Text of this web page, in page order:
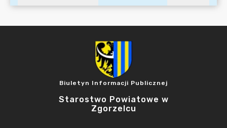
Biuletyn Informacji Publicznej
Starostwo Powiatowe w
Zgorzelcu